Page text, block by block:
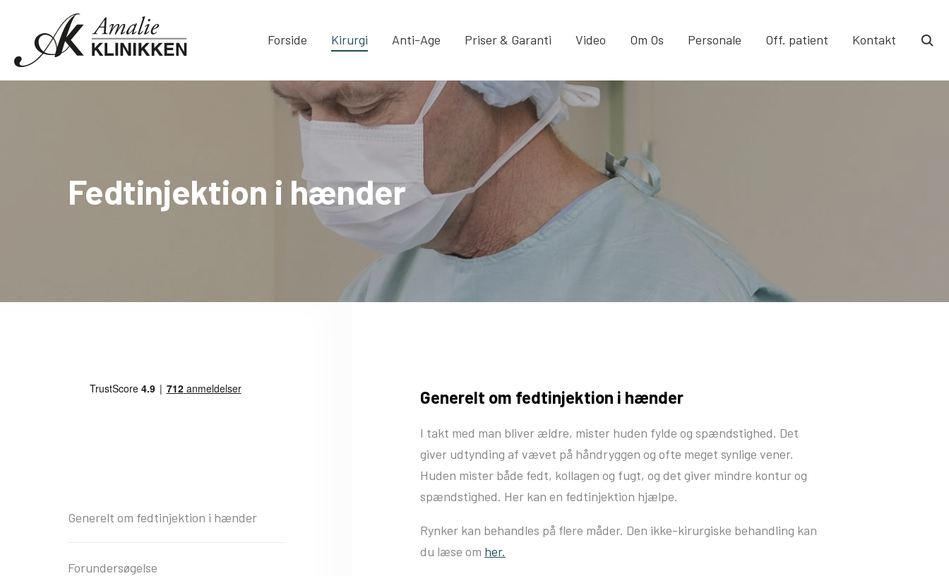
Forside Kirurgi Anti-Age Priser & Garanti Video Om Os Personale Off. patient Kontakt
Fedtinjektion i hænder
Generelt om fedtinjektion i hænder
I takt med man bliver ældre, mister huden fylde og spændstighed. Det
giver udtynding af vævet på håndryggen og ofte meget synlige vener.
Huden mister både fedt, kollagen og fugt, og det giver mindre kontur og
spændstighed. Her kan en fedtinjektion hjælpe.
Rynker kan behandles på flere måder. Den ikke-kirurgiske behandling kan
du læse om her.
Generelt om fedtinjektion i hænder
Forundersøgelse